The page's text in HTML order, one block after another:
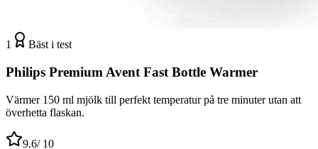
1 Bäst i test
Philips Premium Avent Fast Bottle Warmer
Värmer 150 ml mjölk till perfekt temperatur på tre minuter utan att
överhetta flaskan.
9.6/ 10